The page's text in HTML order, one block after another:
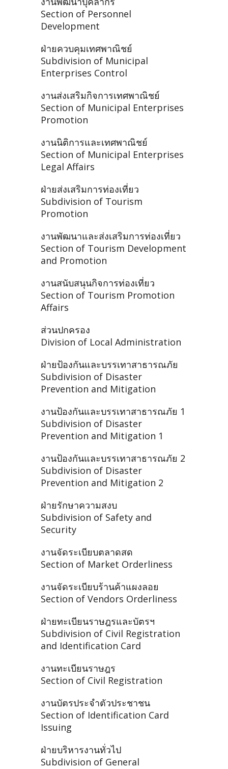
Section of Personnel
Development
ฝ่ายควบคุมเทศพาณิชย์
Subdivision of Municipal
Enterprises Control
งานส่งเสริมกิจการเทศพาณิชย์
Section of Municipal Enterprises
Promotion
งานนิติการและเทศพาณิชย์
Section of Municipal Enterprises
Legal Affairs
ฝ่ายส่งเสริมการท่องเที่ยว
Subdivision of Tourism
Promotion
งานพัฒนาและส่งเสริมการท่องเที่ยว
Section of Tourism Development
and Promotion
งานสนับสนุนกิจการท่องเที่ยว
Section of Tourism Promotion
Affairs
ส่วนปกครอง
Division of Local Administration
ฝ่ายป้องกันและบรรเทาสาธารณภัย
Subdivision of Disaster
Prevention and Mitigation
งานป้องกันและบรรเทาสาธารณภัย 1
Subdivision of Disaster
Prevention and Mitigation 1
งานป้องกันและบรรเทาสาธารณภัย 2
Subdivision of Disaster
Prevention and Mitigation 2
ฝ่ายรักษาความสงบ
Subdivision of Safety and
Security
งานจัดระเบียบตลาดสด
Section of Market Orderliness
งานจัดระเบียบร้านค้าแผงลอย
Section of Vendors Orderliness
ฝ่ายทะเบียนราษฎรและบัตรฯ
Subdivision of Civil Registration
and Identification Card
งานทะเบียนราษฎร
Section of Civil Registration
งานบัตรประจำตัวประชาชน
Section of Identification Card
Issuing
ฝ่ายบริหารงานทั่วไป
Subdivision of General